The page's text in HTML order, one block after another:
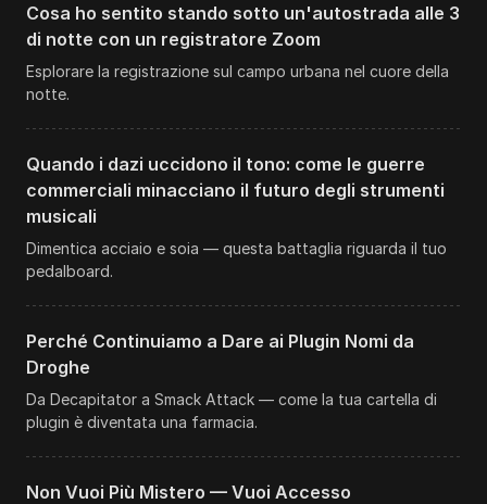
Cosa ho sentito stando sotto un'autostrada alle 3
di notte con un registratore Zoom
Esplorare la registrazione sul campo urbana nel cuore della
notte.
Quando i dazi uccidono il tono: come le guerre
commerciali minacciano il futuro degli strumenti
musicali
Dimentica acciaio e soia — questa battaglia riguarda il tuo
pedalboard.
Perché Continuiamo a Dare ai Plugin Nomi da
Droghe
Da Decapitator a Smack Attack — come la tua cartella di
plugin è diventata una farmacia.
Non Vuoi Più Mistero — Vuoi Accesso